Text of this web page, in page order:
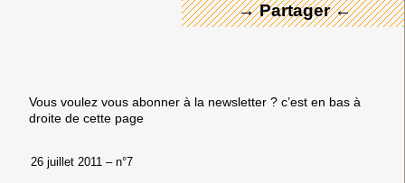
→ Partager ←
Vous voulez vous abonner à la newsletter ? c’est en bas à
droite de cette page
26 juillet 2011 – n°7